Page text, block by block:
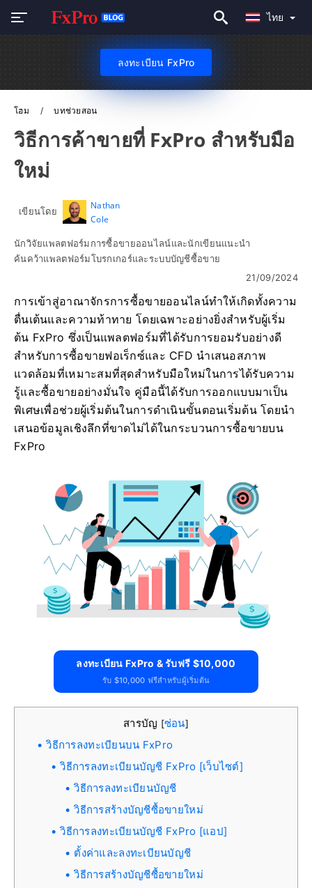
ไทย
ลงทะเบียน FxPro
โฮม บทช่วยสอน
วิธีการค้าขายที่ FxPro สำหรับมือ
ใหม่
เขียนโดย
Nathan
Cole
นักวิจัยแพลตฟอร์มการซื้อขายออนไลน์และนักเขียนแนะนำ
ค้นคว้าแพลตฟอร์มโบรกเกอร์และระบบบัญชีซื้อขาย
21/09/2024
การเข้าสู่อาณาจักรการซื้อขายออนไลน์ทำให้เกิดทั้งความ
ตื่นเต้นและความท้าทาย โดยเฉพาะอย่างยิ่งสำหรับผู้เริ่ม
ต้น FxPro ซึ่งเป็นแพลตฟอร์มที่ได้รับการยอมรับอย่างดี
สำหรับการซื้อขายฟอเร็กซ์และ CFD นำเสนอสภาพ
แวดล้อมที่เหมาะสมที่สุดสำหรับมือใหม่ในการได้รับความ
รู้และซื้อขายอย่างมั่นใจ คู่มือนี้ได้รับการออกแบบมาเป็น
พิเศษเพื่อช่วยผู้เริ่มต้นในการดำเนินขั้นตอนเริ่มต้น โดยนำ
เสนอข้อมูลเชิงลึกที่ขาดไม่ได้ในกระบวนการซื้อขายบน
FxPro
ลงทะเบียน FxPro & รับฟรี $10,000
รับ $10,000 ฟรีสำหรับผู้เริ่มต้น
สารบัญ [ซ่อน]
วิธีการลงทะเบียนบน FxPro
วิธีการลงทะเบียนบัญชี FxPro [เว็บไซต์]
วิธีการลงทะเบียนบัญชี
วิธีการสร้างบัญชีซื้อขายใหม่
วิธีการลงทะเบียนบัญชี FxPro [แอป]
ตั้งค่าและลงทะเบียนบัญชี
วิธีการสร้างบัญชีซื้อขายใหม่